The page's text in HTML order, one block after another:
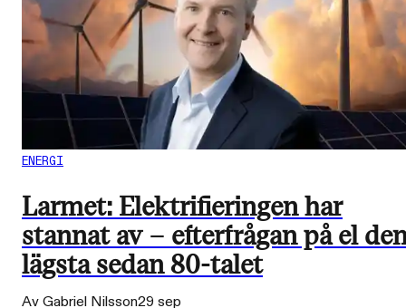
ENERGI
Larmet: Elektrifieringen har
stannat av – efterfrågan på el
lägsta sedan 80-talet
Av Gabriel Nilsson29 sep